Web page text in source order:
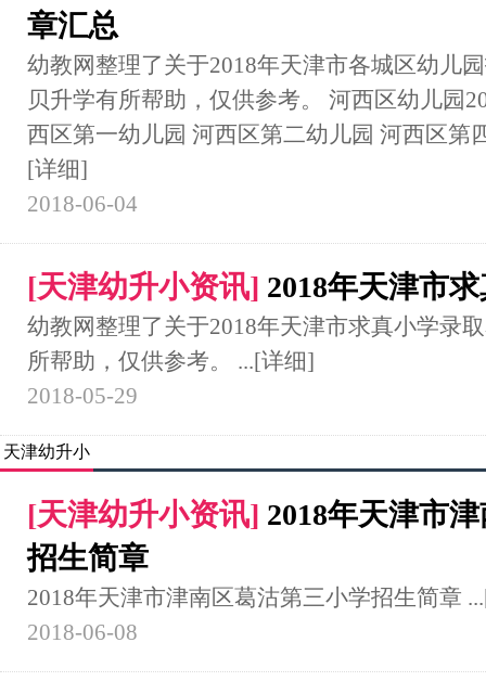
章汇总
幼教网整理了关于2018年天津市各城区幼儿
贝升学有所帮助，仅供参考。 河西区幼儿园
西区第一幼儿园 河西区第二幼儿园 河西区第
[详细]
2018-06-04
[天津幼升小资讯] 2018年天津市
幼教网整理了关于2018年天津市求真小学录
所帮助，仅供参考。 ...[详细]
2018-05-29
天津幼升小
[天津幼升小资讯] 2018年天津市
招生简章
2018年天津市津南区葛沽第三小学招生简章 ...
2018-06-08